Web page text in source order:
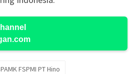
FSPMI PT Hino